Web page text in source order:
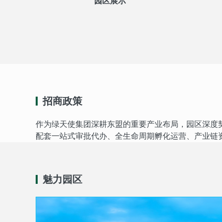
招商政策
作为绿天使集团深耕东盟的重要产业布局，园区深
配套一站式审批代办、全生命周期孵化运营、产业
魅力园区